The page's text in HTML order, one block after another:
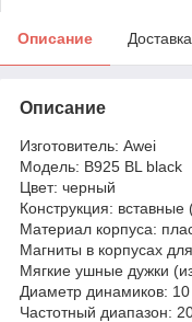
Описание Доставка
Описание
Изготовитель: Awei
Модель: B925 BL black
Цвет: черный
Конструкция: вставные
Материал корпуса:
Магниты в корпусах
Мягкие ушные дужки
Диаметр динамиков:
Частотный диапазон: